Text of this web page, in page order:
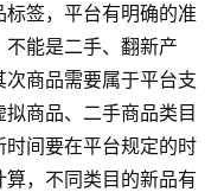
签，平台有明确的准
能是二手、翻新产
商品需要属于平台支
商品、二手商品类目
间要在平台规定的时
，不同类目的新品有